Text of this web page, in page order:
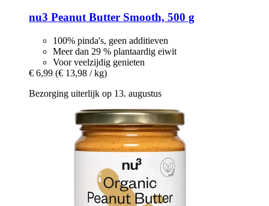
nu3 Peanut Butter Smooth, 500 g
100% pinda's, geen additieven
Meer dan 29 % plantaardig eiwit
Voor veelzijdig genieten
€ 6,99 (€ 13,98 / kg)
Bezorging uiterlijk op 13. augustus